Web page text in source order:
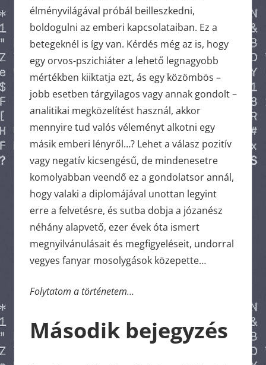
élményvilágával próbál beilleszkedni,
boldogulni az emberi kapcsolataiban. Ez a
betegeknél is így van. Kérdés még az is, hogy
egy orvos-pszichiáter a lehető legnagyobb
mértékben kiiktatja ezt, ás egy közömbös –
jobb esetben tárgyilagos vagy annak gondolt –
analitikai megközelítést használ, akkor
mennyire tud valós véleményt alkotni egy
másik emberi lényről…? Lehet a válasz pozitív
vagy negatív kicsengésű, de mindenesetre
komolyabban veendő ez a gondolatsor annál,
hogy valaki a diplomájával unottan legyint
erre a felvetésre, és sutba dobja a józanész
néhány alapvető, ezer évek óta ismert
megnyilvánulásait és megfigyeléseit, undorral
vegyes fanyar mosolygások közepette…
Folytatom a történetem…
Második bejegyzés